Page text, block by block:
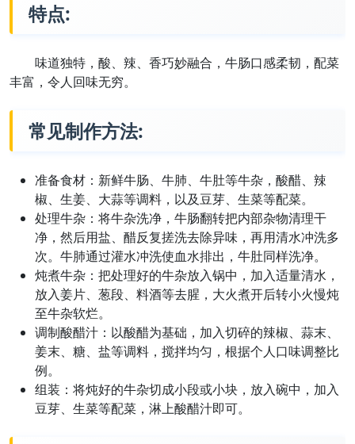
特点:
味道独特，酸、辣、香巧妙融合，牛肠口感柔韧，配菜
丰富，令人回味无穷。
常见制作方法:
准备食材：新鲜牛肠、牛肺、牛肚等牛杂，酸醋、辣
椒、生姜、大蒜等调料，以及豆芽、生菜等配菜。
处理牛杂：将牛杂洗净，牛肠翻转把内部杂物清理干
净，然后用盐、醋反复搓洗去除异味，再用清水冲洗多
次。牛肺通过灌水冲洗使血水排出，牛肚同样洗净。
炖煮牛杂：把处理好的牛杂放入锅中，加入适量清水，
放入姜片、葱段、料酒等去腥，大火煮开后转小火慢炖
至牛杂软烂。
调制酸醋汁：以酸醋为基础，加入切碎的辣椒、蒜末、
姜末、糖、盐等调料，搅拌均匀，根据个人口味调整比
例。
组装：将炖好的牛杂切成小段或小块，放入碗中，加入
豆芽、生菜等配菜，淋上酸醋汁即可。